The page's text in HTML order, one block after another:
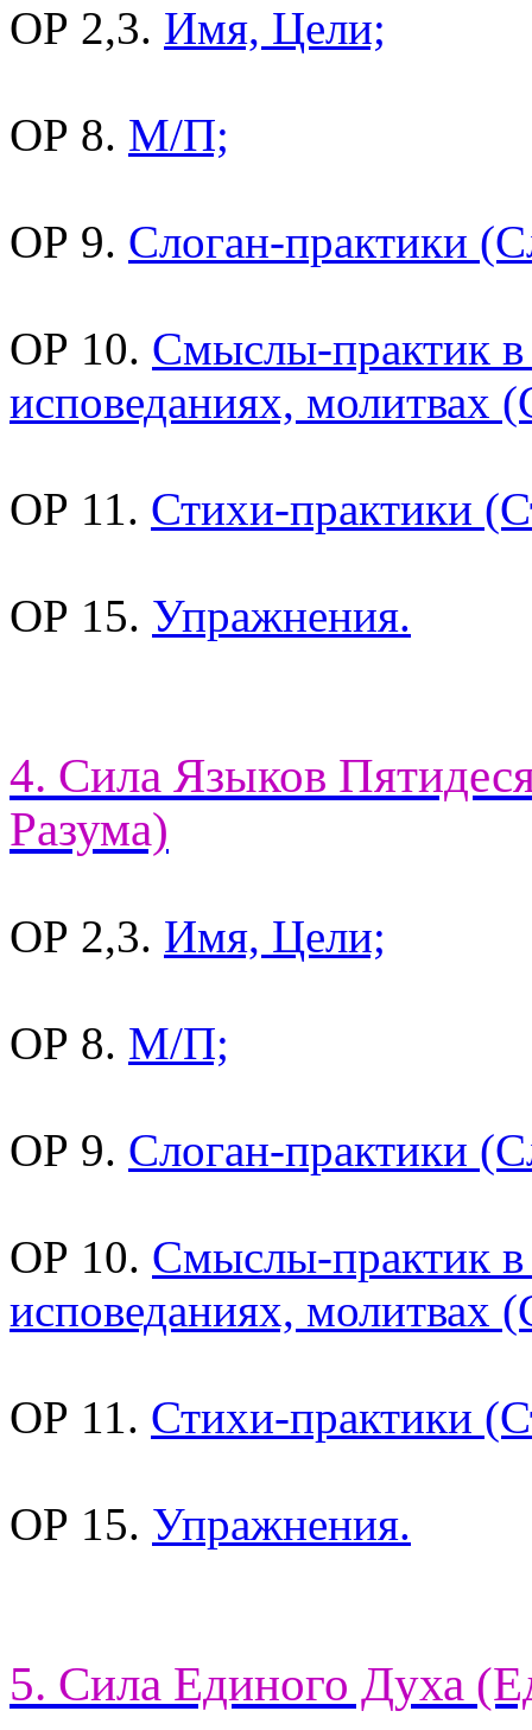
ОР 2,3. Имя, Цели;
ОР 8. М/П;
ОР 9. Слоган-практики
ОР 10. Смыслы-практик в
исповеданиях,
ОР 11. Стихи-практики
ОР 15. Упражнения.
4. Сила Языков
Разума)
ОР 2,3. Имя, Цели;
ОР 8. М/П;
ОР 9. Слоган-практики
ОР 10. Смыслы-практик в
исповеданиях,
ОР 11. Стихи-практики
ОР 15. Упражнения.
5. Сила Единого Духа